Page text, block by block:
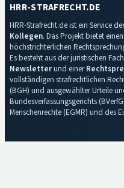
HRR-STRAFRECHT.DE
HRR-Strafrecht.de ist ein Service
Kollegen. Das Projekt bietet
höchstrichterlichen
Es besteht aus der juristischen
Newsletterund einer
vollständigen strafrechtlichen
(BGH) und ausgewählter Urteile
Bundesverfassungsgerichts
Menschenrechte (EGMR) und des